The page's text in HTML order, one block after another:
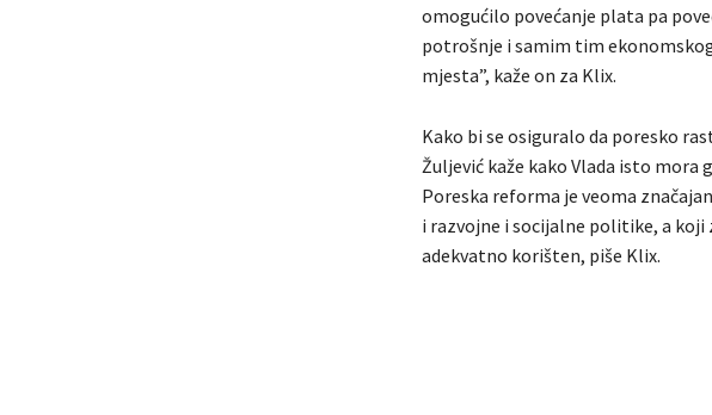
omogućilo povećanje plata pa
potrošnje i samim tim
mjesta”, kaže on za Klix.
Kako bi se osiguralo da poresko
Žuljević kaže kako Vlada isto
Poreska reforma je veoma
i razvojne i socijalne politike, a
adekvatno korišten, piše Klix.